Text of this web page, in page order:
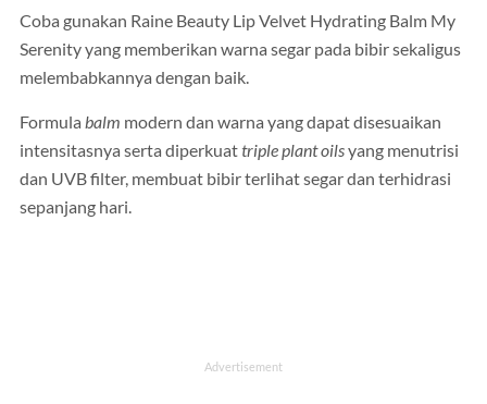
Coba gunakan Raine Beauty Lip Velvet Hydrating Balm My
Serenity yang memberikan warna segar pada bibir sekaligus
melembabkannya dengan baik.
Formula balm modern dan warna yang dapat disesuaikan
intensitasnya serta diperkuattriple plant oilsyang menutrisi
dan UVB filter, membuat bibir terlihat segar dan terhidrasi
sepanjang hari.